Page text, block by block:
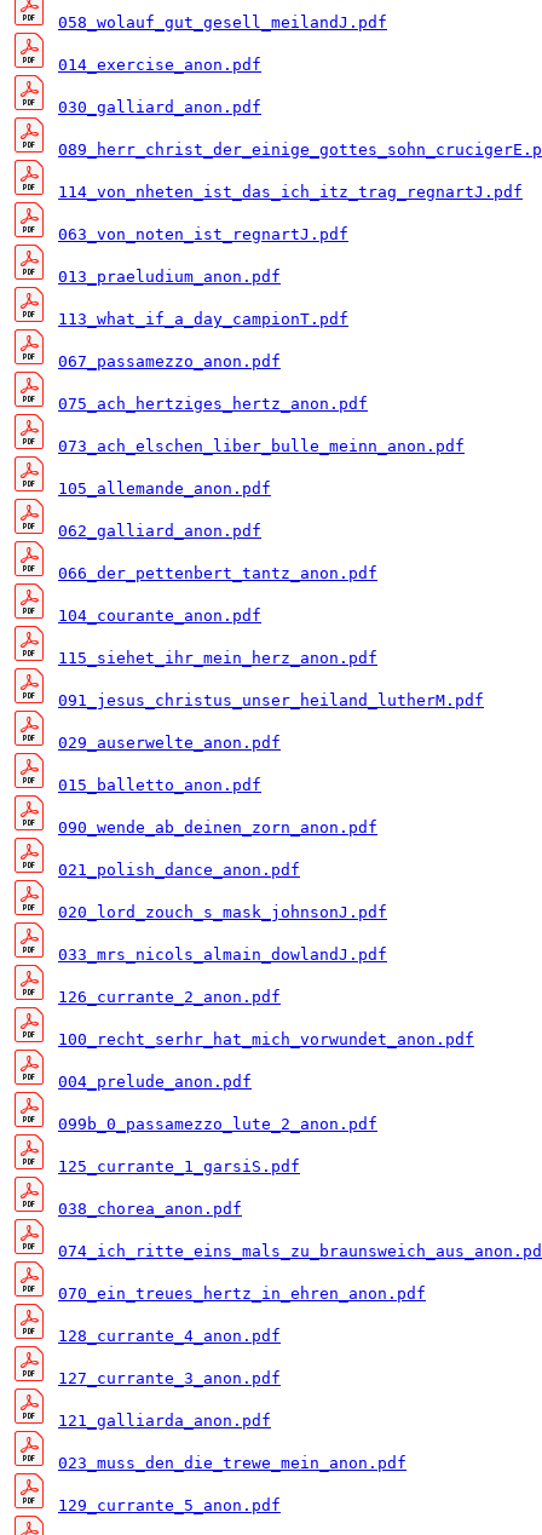
058_wolauf_gut_gesell_meilandJ.pdf
014_exercise_anon.pdf
030_galliard_anon.pdf
114_von_nheten_ist_das_ich_itz_trag_regnartJ.pdf
063_von_noten_ist_regnartJ.pdf
013_praeludium_anon.pdf
113_what_if_a_day_campionT.pdf
067_passamezzo_anon.pdf
075_ach_hertziges_hertz_anon.pdf
073_ach_elschen_liber_bulle_meinn_anon.pdf
105_allemande_anon.pdf
062_galliard_anon.pdf
066_der_pettenbert_tantz_anon.pdf
104_courante_anon.pdf
115_siehet_ihr_mein_herz_anon.pdf
091_jesus_christus_unser_heiland_lutherM.pdf
029_auserwelte_anon.pdf
015_balletto_anon.pdf
090_wende_ab_deinen_zorn_anon.pdf
021_polish_dance_anon.pdf
020_lord_zouch_s_mask_johnsonJ.pdf
033_mrs_nicols_almain_dowlandJ.pdf
126_currante_2_anon.pdf
100_recht_serhr_hat_mich_vorwundet_anon.pdf
004_prelude_anon.pdf
099b_0_passamezzo_lute_2_anon.pdf
125_currante_1_garsiS.pdf
038_chorea_anon.pdf
070_ein_treues_hertz_in_ehren_anon.pdf
128_currante_4_anon.pdf
127_currante_3_anon.pdf
121_galliarda_anon.pdf
023_muss_den_die_trewe_mein_anon.pdf
129_currante_5_anon.pdf